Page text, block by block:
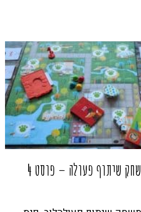
השועל החמקמק – משחק שיתוף פעולה – פוסט 4